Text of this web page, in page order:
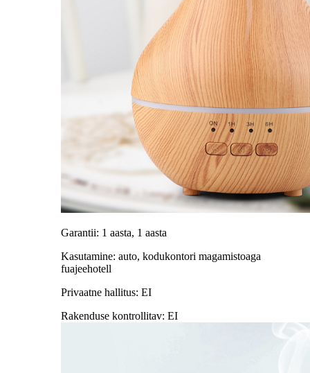
Garantii: 1 aasta, 1 aasta
Kasutamine: auto, kodukontori magamistoaga
fuajeehotell
Privaatne hallitus: EI
Rakenduse kontrollitav: EI